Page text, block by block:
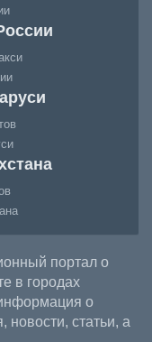
портал о
в городах
о
новости, статьи, а